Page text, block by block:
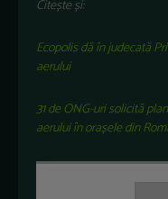
Citește și:
Ecopolis dă în judecată
aerului
31 de ONG-uri solicită
aerului în orașele din